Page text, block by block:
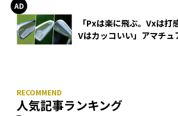
「Pxは楽に飛ぶ。Vxは打
Vはカッコいい」アマチュ
人気記事ランキング